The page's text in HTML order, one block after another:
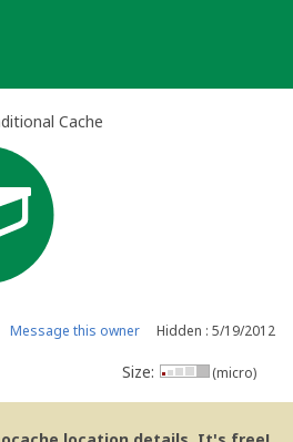
Cache
Message this owner Hidden : 5/19/2012
Size: (micro)